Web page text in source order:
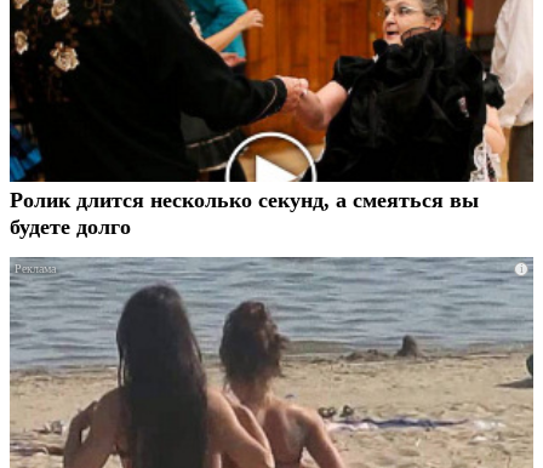
Ролик длится несколько секунд, а смеяться вы
будете долго
i